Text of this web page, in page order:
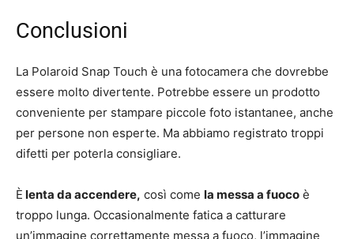
Conclusioni
La Polaroid Snap Touch è una fotocamera che dovrebbe
essere molto divertente. Potrebbe essere un prodotto
conveniente per stampare piccole foto istantanee, anche
per persone non esperte. Ma abbiamo registrato troppi
difetti per poterla consigliare.
È lenta da accendere, così come la messa a fuoco è
troppo lunga. Occasionalmente fatica a catturare
un’immagine correttamente messa a fuoco, l’immagine